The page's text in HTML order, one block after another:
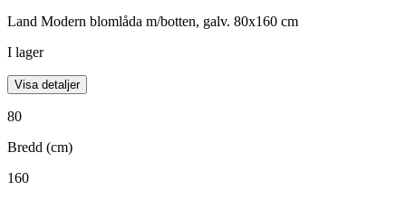
Land Modern blomlåda m/botten, galv. 80x160 cm
I lager
Visa detaljer
80
Bredd (cm)
160